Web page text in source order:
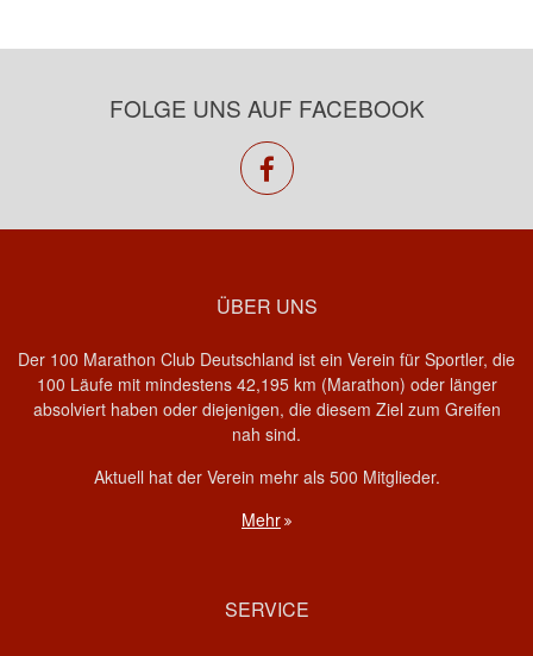
FOLGE UNS AUF FACEBOOK
facebook
ÜBER UNS
Der 100 Marathon Club Deutschland ist ein Verein für Sportler, die
100 Läufe mit mindestens 42,195 km (Marathon) oder länger
absolviert haben oder diejenigen, die diesem Ziel zum Greifen
nah sind.
Aktuell hat der Verein mehr als 500 Mitglieder.
Mehr
SERVICE